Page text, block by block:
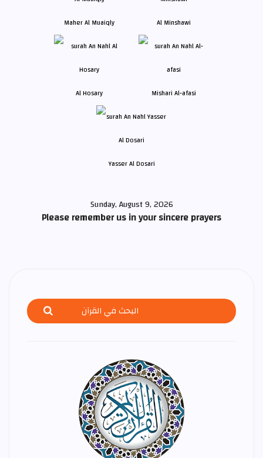
Maher Al Muaiqly Al Minshawi
Al Hosary Mishari Al-afasi
Yasser Al Dosari
Sunday, August 9, 2026
Please remember us in your sincere prayers